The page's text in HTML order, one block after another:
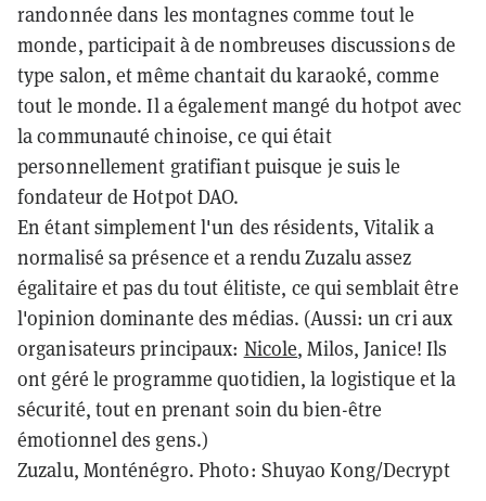
randonnée dans les montagnes comme tout le
monde, participait à de nombreuses discussions de
type salon, et même chantait du karaoké, comme
tout le monde. Il a également mangé du hotpot avec
la communauté chinoise, ce qui était
personnellement gratifiant puisque je suis le
fondateur de Hotpot DAO.
En étant simplement l'un des résidents, Vitalik a
normalisé sa présence et a rendu Zuzalu assez
égalitaire et pas du tout élitiste, ce qui semblait être
l'opinion dominante des médias. (Aussi: un cri aux
organisateurs principaux: Nicole, Milos, Janice! Ils
ont géré le programme quotidien, la logistique et la
sécurité, tout en prenant soin du bien-être
émotionnel des gens.)
Zuzalu, Monténégro. Photo: Shuyao Kong/Decrypt